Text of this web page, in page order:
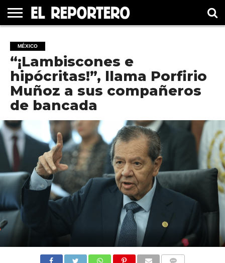
ELECCIÓN
2021
PRINCIPAL
MÉXICO
INTERNACIONAL
#UNMUNDOFELIZ
CULTURA
CINE
MÉXICO
“¡Lambiscones e
hipócritas!”, llama Porfirio
Muñoz a sus compañeros
de bancada